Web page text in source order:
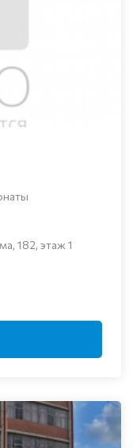
182, этаж 1